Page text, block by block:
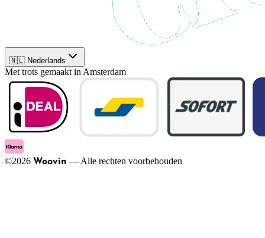
🇳🇱 Nederlands
Met trots gemaakt in Amsterdam
©2026 Woovin — Alle rechten voorbehouden